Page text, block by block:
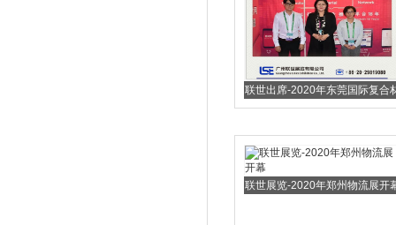
联世出席-2020年东莞国际复合
料科技峰会
联世展览-2020年郑州物流展开